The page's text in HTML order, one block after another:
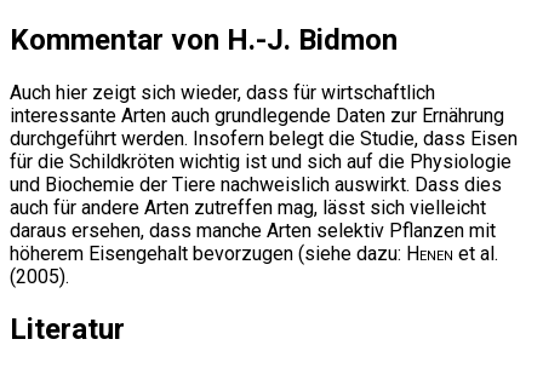
Kommentar von H.-J. Bidmon
Auch hier zeigt sich wieder, dass für wirtschaftlich
interessante Arten auch grundlegende Daten zur Ernährung
durchgeführt werden. Insofern belegt die Studie, dass Eisen
für die Schildkröten wichtig ist und sich auf die Physiologie
und Biochemie der Tiere nachweislich auswirkt. Dass dies
auch für andere Arten zutreffen mag, lässt sich vielleicht
daraus ersehen, dass manche Arten selektiv Pflanzen mit
höherem Eisengehalt bevorzugen (siehe dazu: Henen et al.
(2005).
Literatur